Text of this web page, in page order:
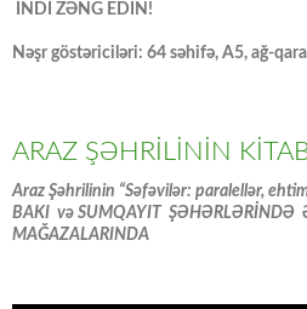
İNDİ ZƏNG EDİN!
Nəşr göstəriciləri: 64 səhifə, A5, ağ-
ARAZ ŞƏHRİLİNİN
Araz Şəhrilinin “Səfəvilər: paralellər,
BAKI və SUMQAYIT ŞƏHƏRLƏRİNDƏ
MAĞAZALARINDA